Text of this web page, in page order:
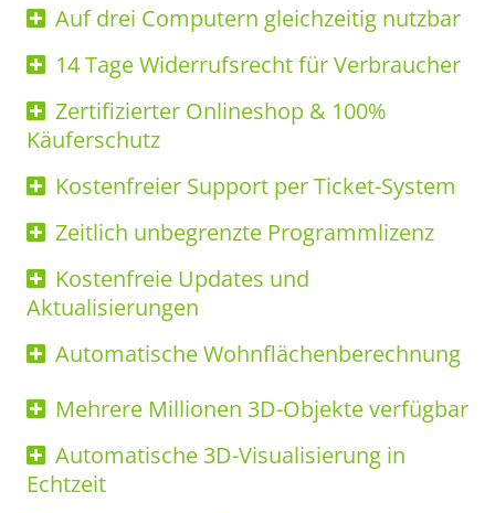
Auf drei Computern gleichzeitig nutzbar
14 Tage Widerrufsrecht für Verbraucher
Zertifizierter Onlineshop & 100%
Käuferschutz
Kostenfreier Support per Ticket-System
Zeitlich unbegrenzte Programmlizenz
Kostenfreie Updates und
Aktualisierungen
Automatische Wohnflächenberechnung
Mehrere Millionen 3D-Objekte verfügbar
Automatische 3D-Visualisierung in
Echtzeit